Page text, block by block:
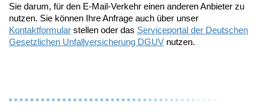
Sie darum, für den E-Mail-Verkehr einen anderen Anbieter zu
nutzen. Sie können Ihre Anfrage auch über unser
Kontaktformular stellen oder das Serviceportal der Deutschen
Gesetzlichen Unfallversicherung DGUV nutzen.